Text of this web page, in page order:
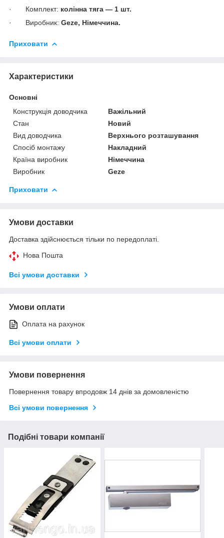
· Комплект: колінна тяга — 1 шт.
· Виробник: Geze, Німеччина.
Приховати
Характеристики
Основні
Конструкція доводчика
Важільний
Стан
Новий
Вид доводчика
Верхнього розташування
Спосіб монтажу
Накладний
Країна виробник
Німеччина
Виробник
Geze
Приховати
Умови доставки
Доставка здійснюється тільки по передоплаті.
Нова Пошта
Всі умови доставки
Умови оплати
Оплата на рахунок
Всі умови оплати
Умови повернення
Повернення товару впродовж 14 днів за домовленістю
Всі умови повернення
Подібні товари компанії